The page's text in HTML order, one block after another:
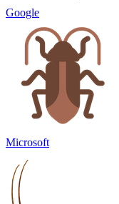
Google
Microsoft